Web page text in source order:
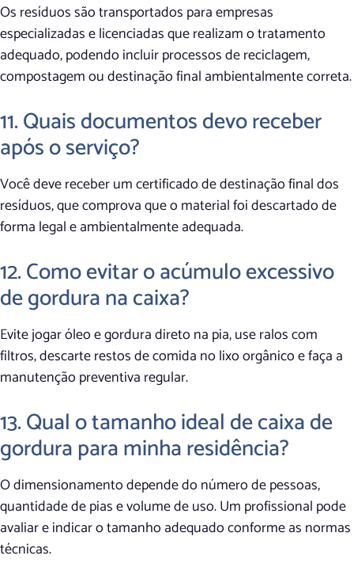
Os resíduos são transportados para empresas
especializadas e licenciadas que realizam o tratamento
adequado, podendo incluir processos de reciclagem,
compostagem ou destinação final ambientalmente correta.
11. Quais documentos devo receber
após o serviço?
Você deve receber um certificado de destinação final dos
resíduos, que comprova que o material foi descartado de
forma legal e ambientalmente adequada.
12. Como evitar o acúmulo excessivo
de gordura na caixa?
Evite jogar óleo e gordura direto na pia, use ralos com
filtros, descarte restos de comida no lixo orgânico e faça a
manutenção preventiva regular.
13. Qual o tamanho ideal de caixa de
gordura para minha residência?
O dimensionamento depende do número de pessoas,
quantidade de pias e volume de uso. Um profissional pode
avaliar e indicar o tamanho adequado conforme as normas
técnicas.